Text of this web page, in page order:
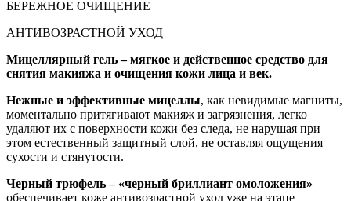
БЕРЕЖНОЕ ОЧИЩЕНИЕ
АНТИВОЗРАСТНОЙ УХОД
Мицеллярный гель – мягкое и действенное средство для
снятия макияжа и очищения кожи лица и век.
Нежные и эффективные мицеллы, как невидимые магниты,
моментально притягивают макияж и загрязнения, легко
удаляют их с поверхности кожи без следа, не нарушая при
этом естественный защитный слой, не оставляя ощущения
сухости и стянутости.
Черный трюфель – «черный бриллиант омоложения» –
обеспечивает коже антивозрастной уход уже на этапе